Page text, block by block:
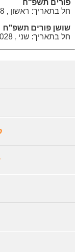
חל בתאריך: ראשון , 12/03/2028, י"ד באדר ה'תשפ"ח
שושן פורים תשפ"ח
חל בתאריך: שני , 13/03/2028, ט"ו באדר ה'תשפ"ח